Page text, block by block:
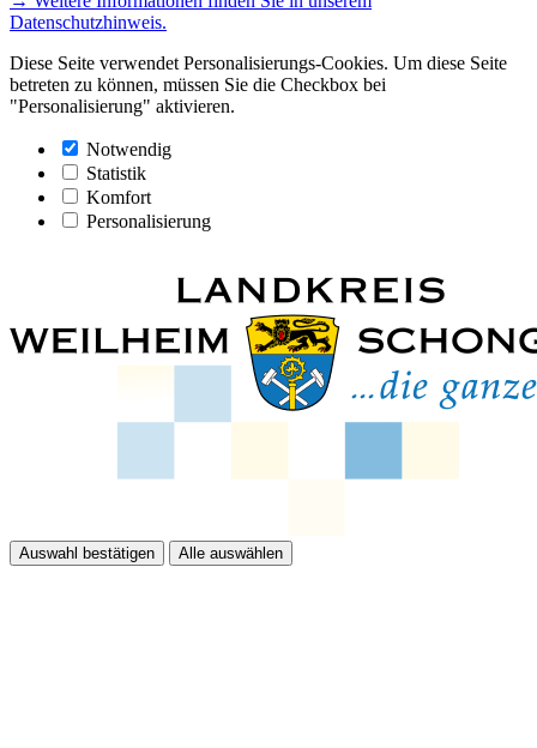
Datenschutzhinweis.
Diese Seite verwendet Personalisierungs-Cookies. Um diese Seite
betreten zu können, müssen Sie die Checkbox bei
"Personalisierung" aktivieren.
Notwendig
Statistik
Komfort
Personalisierung
Auswahl bestätigen Alle auswählen